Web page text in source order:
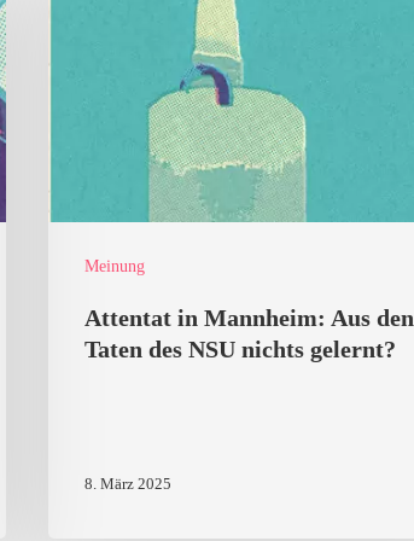
Meinung
Attentat in Mannheim: Aus den
Taten des NSU nichts gelernt?
8. März 2025